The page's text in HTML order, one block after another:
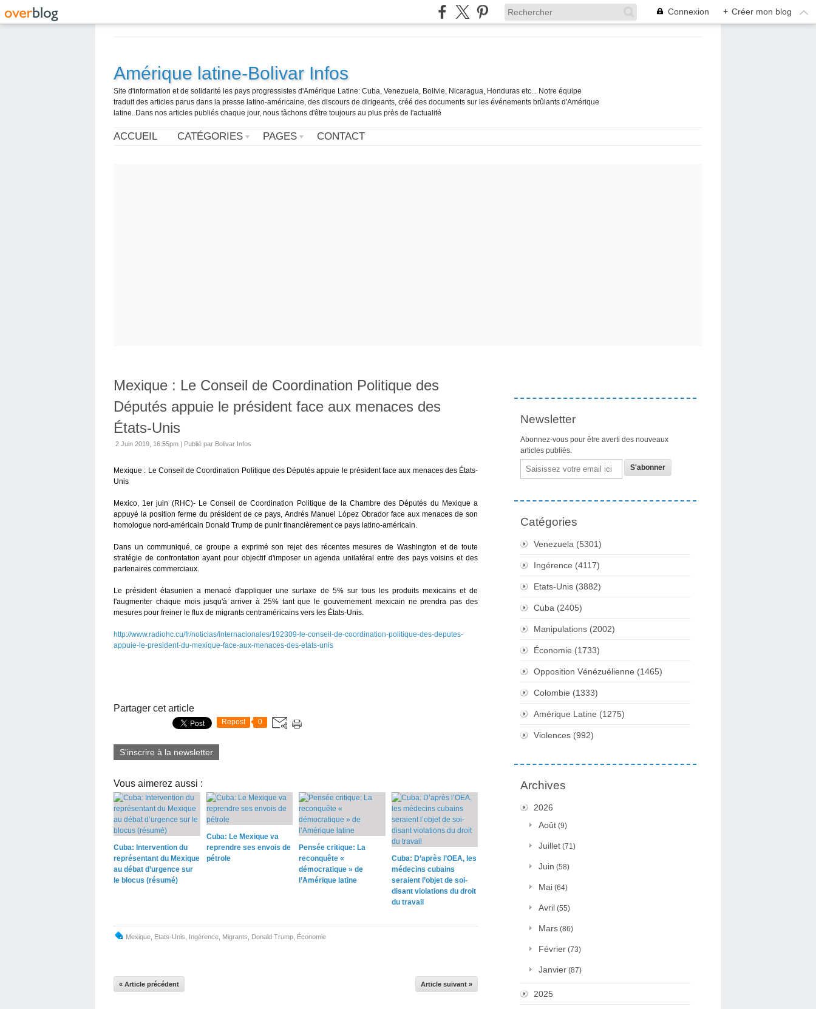
Connexion + Créer mon blog
Amérique latine-Bolivar Infos
Site d'information et de solidarité les pays progressistes d'Amérique Latine: Cuba, Venezuela, Bolivie, Nicaragua, Honduras etc... Notre équipe
traduit des articles parus dans la presse latino-américaine, des discours de dirigeants, créé des documents sur les événements brûlants d'Amérique
latine. Dans nos articles publiés chaque jour, nous tâchons d'être toujours au plus près de l'actualité
ACCUEIL CATÉGORIES PAGES CONTACT
Mexique : Le Conseil de Coordination Politique des
Députés appuie le président face aux menaces des
États-Unis
2 Juin 2019, 16:55pm | Publié par Bolivar Infos
Mexique : Le Conseil de Coordination Politique des Députés appuie le président face aux menaces des États-
Unis
Mexico, 1er juin (RHC)- Le Conseil de Coordination Politique de la Chambre des Députés du Mexique a
appuyé la position ferme du président de ce pays, Andrés Manuel López Obrador face aux menaces de son
homologue nord-américain Donald Trump de punir financièrement ce pays latino-américain.
Dans un communiqué, ce groupe a exprimé son rejet des récentes mesures de Washington et de toute
stratégie de confrontation ayant pour objectif d'imposer un agenda unilatéral entre des pays voisins et des
partenaires commerciaux.
Le président étasunien a menacé d'appliquer une surtaxe de 5% sur tous les produits mexicains et de
l'augmenter chaque mois jusqu'à arriver à 25% tant que le gouvernement mexicain ne prendra pas des
mesures pour freiner le flux de migrants centraméricains vers les États-Unis.
http://www.radiohc.cu/fr/noticias/internacionales/192309-le-conseil-de-coordination-politique-des-deputes-
appuie-le-president-du-mexique-face-aux-menaces-des-etats-unis
Partager cet article
Repost 0
S'inscrire à la newsletter
Vous aimerez aussi :
Cuba: Intervention du
représentant du Mexique
au débat d’urgence sur
le blocus (résumé)
Cuba: Le Mexique va
reprendre ses envois de
pétrole
Pensée critique: La
reconquête «
démocratique » de
l’Amérique latine
Cuba: D’après l’OEA, les
médecins cubains
seraient l’objet de soi-
disant violations du droit
du travail
Mexique Etats-Unis Ingérence Migrants Donald Trump Économie
« Article précédent Article suivant »
Newsletter
Abonnez-vous pour être averti des nouveaux
articles publiés.
Email
Catégories
Venezuela (5301)
Ingérence (4117)
Etats-Unis (3882)
Cuba (2405)
Manipulations (2002)
Économie (1733)
Opposition Vénézuélienne (1465)
Colombie (1333)
Amérique Latine (1275)
Violences (992)
Archives
2026
Août (9)
Juillet (71)
Juin (58)
Mai (64)
Avril (55)
Mars (86)
Février (73)
Janvier (87)
2025